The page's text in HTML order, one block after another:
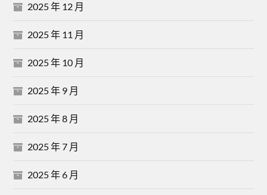
2025 年 12 月
2025 年 11 月
2025 年 10 月
2025 年 9 月
2025 年 8 月
2025 年 7 月
2025 年 6 月